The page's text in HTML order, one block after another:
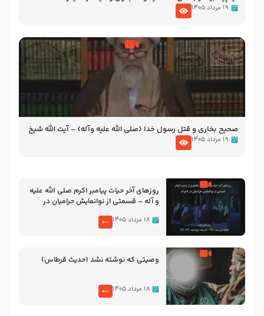
آیت الله سید علی میلانی
۱۹ مرداد ۱۴۰۵
صحیح بخاری و قتل رسول‌ خدا {صلی ‌الله علیه‌ وآله} – آیت الله شیخ
حسین غیب غلامی
۱۹ مرداد ۱۴۰۵
روزهای آخر حیات پیامبر اکرم صلی الله علیه
و آله – قسمتی از نوانمایش حرامیان در
۱۸ مرداد ۱۴۰۵
وصیتی که نوشته نشد (حدیث قرطاس)
۱۸ مرداد ۱۴۰۵